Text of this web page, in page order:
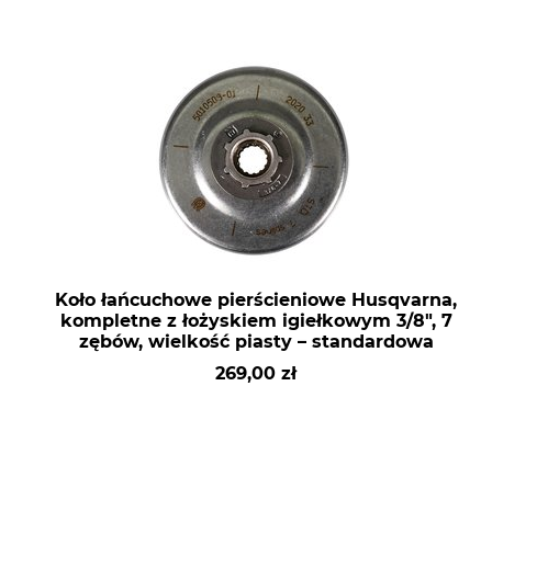
Koło łańcuchowe pierścieniowe Husqvarna,
kompletne z łożyskiem igiełkowym 3/8", 7
zębów, wielkość piasty – standardowa
269,00 zł